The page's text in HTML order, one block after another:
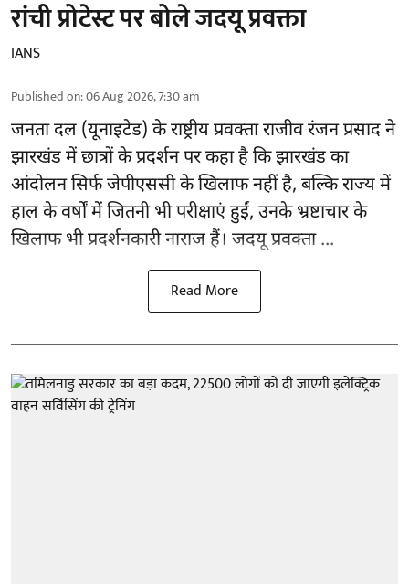
रांची प्रोटेस्ट पर बोले जदयू प्रवक्ता
IANS
Published on:06 Aug 2026, 7:30 am
जनता दल (यूनाइटेड) के राष्ट्रीय प्रवक्ता राजीव रंजन प्रसाद ने
झारखंड में छात्रों के प्रदर्शन पर कहा है कि झारखंड का
आंदोलन सिर्फजेपीएससीके खिलाफ नहीं है, बल्कि राज्य में
हाल के वर्षों में जितनी भी परीक्षाएं हुईं, उनके भ्रष्टाचार के
खिलाफ भी प्रदर्शनकारी नाराज हैं। जदयू प्रवक्ता ...
Read More